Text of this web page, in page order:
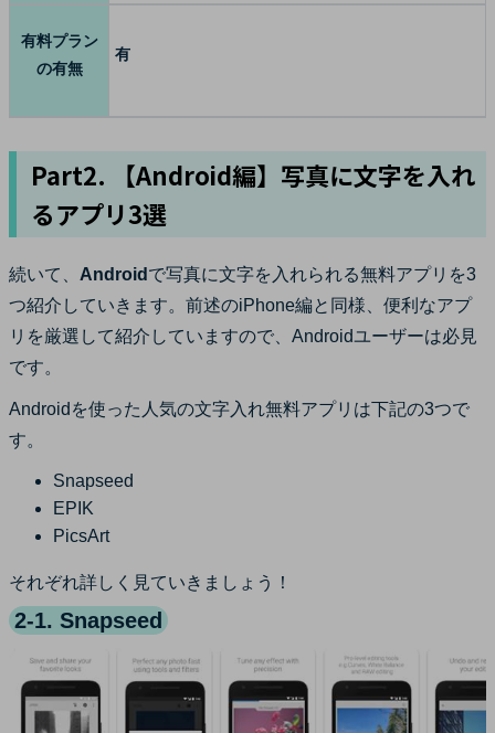
有料プラン
の有無
有
Part2. 【Android編】写真に文字を入れ
るアプリ3選
続いて、 Android で写真に文字を入れられる無料アプリを3
つ紹介していきます。前述のiPhone編と同様、便利なアプ
リを厳選して紹介していますので、Androidユーザーは必見
です。
Androidを使った人気の文字入れ無料アプリは下記の3つで
す。
Snapseed
EPIK
PicsArt
それぞれ詳しく見ていきましょう！
2-1. Snapseed